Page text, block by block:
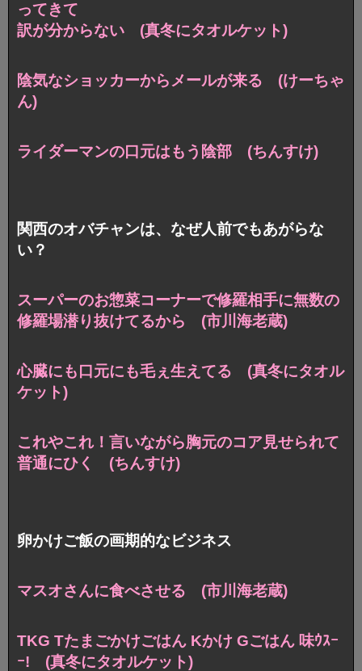
ってきて
訳が分からない (真冬にタオルケット)
陰気なショッカーからメールが来る (けーちゃ
ん)
ライダーマンの口元はもう陰部 (ちんすけ)
関西のオバチャンは、なぜ人前でもあがらな
い？
スーパーのお惣菜コーナーで修羅相手に無数の
修羅場潜り抜けてるから (市川海老蔵)
心臓にも口元にも毛ぇ生えてる (真冬にタオル
ケット)
これやこれ！言いながら胸元のコア見せられて
普通にひく (ちんすけ)
卵かけご飯の画期的なビジネス
マスオさんに食べさせる (市川海老蔵)
TKG Tたまごかけごはん Kかけ Gごはん 味ｳｽｰ
ｰ! (真冬にタオルケット)